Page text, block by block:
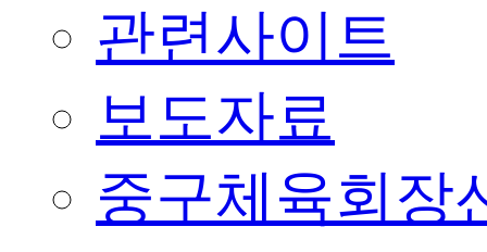
관련사이트
보도자료
중구체육회장